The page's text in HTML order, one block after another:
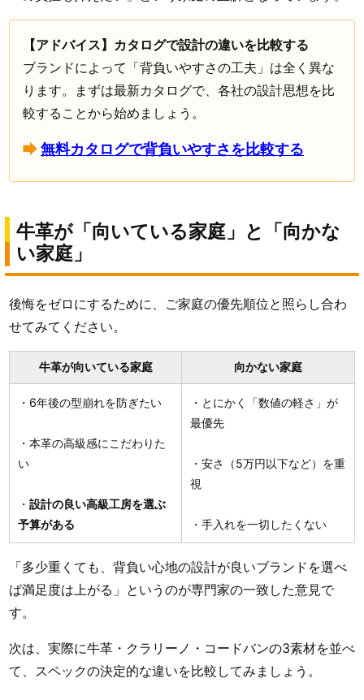
【アドバイス】カタログで設計の違いを比較する
ブランドによって「背負いやすさの工夫」は全く異な
ります。まずは最新カタログで、各社の設計思想を比
較することから始めましょう。
無料カタログで背負いやすさを比較する
牛革が「向いている家庭」と「向かな
い家庭」
後悔をゼロにするために、ご家庭の優先順位と照らし合わ
せてみてください。
牛革が向いている家庭 向かない家庭
・6年後の型崩れを防ぎたい
・本革の高級感にこだわりた
い
・ 設計の良い高級工房を選ぶ
予算がある
・とにかく「数値の軽さ」が
最優先
・安さ（5万円以下など）を重
視
・手入れを一切したくない
「多少重くても、背負い心地の設計が良いブランドを選べ
ば満足度は上がる」というのが専門家の一致した意見で
す。
次は、実際に牛革・クラリーノ・コードバンの3素材を並べ
て、スペックの決定的な違いを比較してみましょう。